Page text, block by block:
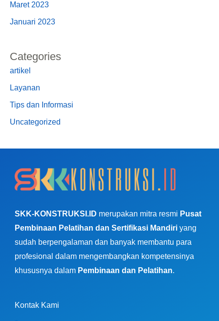
Maret 2023
Januari 2023
Categories
artikel
Layanan
Tips dan Informasi
Uncategorized
SKK-KONSTRUKSI.ID merupakan mitra resmi Pusat
Pembinaan Pelatihan dan Sertifikasi Mandiri yang
sudah berpengalaman dan banyak membantu para
profesional dalam mengembangkan kompetensinya
khususnya dalam Pembinaan dan Pelatihan.
Kontak Kami